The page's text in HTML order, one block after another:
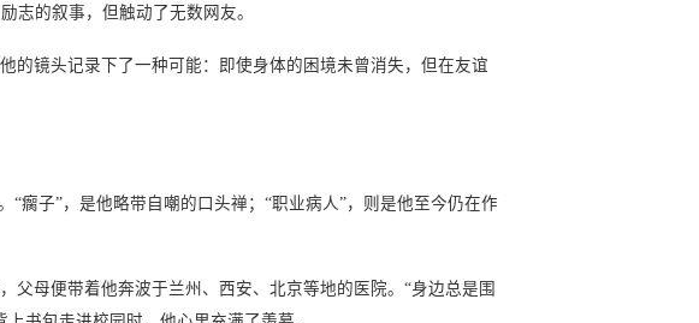
的叙事，但触动了无数网友。
镜头记录下了一种可能：即使身体的困境未曾消失，但在友谊
瘸子”，是他略带自嘲的口头禅；“职业病人”，则是他至今仍在作
母便带着他奔波于兰州、西安、北京等地的医院。“身边总是围